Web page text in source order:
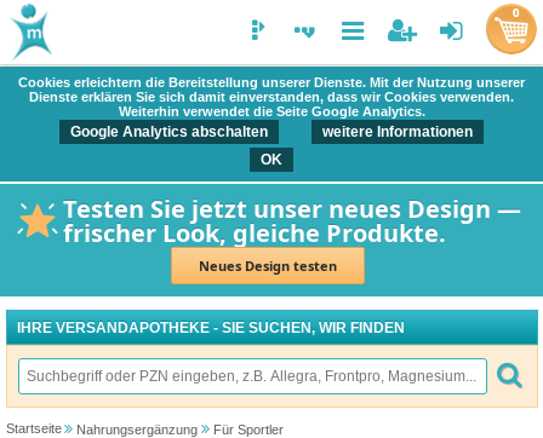
Cookies erleichtern die Bereitstellung unserer Dienste. Mit der Nutzung unserer
Dienste erklären Sie sich damit einverstanden, dass wir Cookies verwenden.
Weiterhin verwendet die Seite Google Analytics.
Google Analytics abschalten
weitere Informationen
OK
Testen Sie jetzt unser neues Design —
frischer Look, gleiche Produkte.
Neues Design testen
0
IHRE VERSANDAPOTHEKE - SIE SUCHEN, WIR FINDEN
Startseite Nahrungsergänzung Für Sportler